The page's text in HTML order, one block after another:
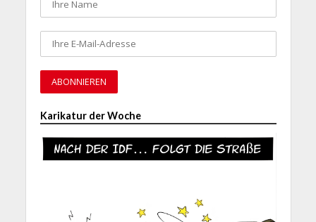
Karikatur der Woche